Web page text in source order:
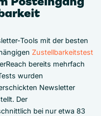
Tools mit der besten
Zustellbarkeitstest
bereits mehrfach
wurden
Newsletter
Der
bei nur etwa 83